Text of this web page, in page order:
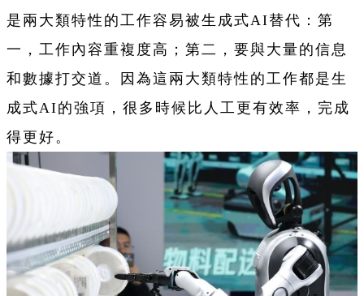
是兩大類特性的工作容易被生成式AI替代：第
一，工作內容重複度高；第二，要與大量的信息
和數據打交道。因為這兩大類特性的工作都是生
成式AI的強項，很多時候比人工更有效率，完成
得更好。